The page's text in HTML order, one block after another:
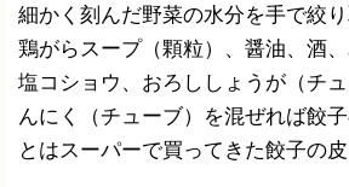
細かく刻んだ野菜の水分を手で絞り
鶏がらスープ（顆粒）、醤油、酒、
塩コショウ、おろししょうが（チ
んにく（チューブ）を混ぜれば餃
とはスーパーで買ってきた餃子の皮